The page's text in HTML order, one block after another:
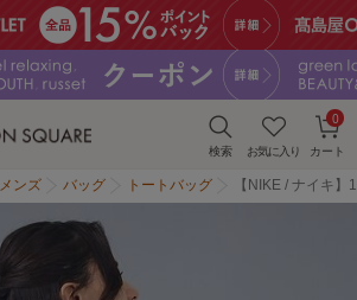
検索 お気に入り カート
0
メンズ バッグ トートバッグ 【NIKE / ナイキ